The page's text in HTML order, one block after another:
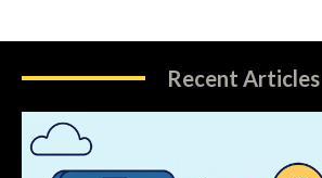
Recent Articles